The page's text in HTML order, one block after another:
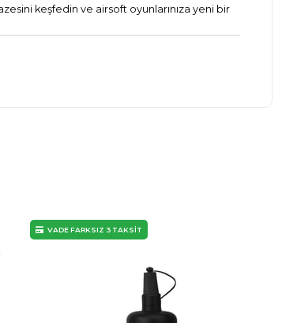
keşfedin ve airsoft oyunlarınıza yeni bir
VADE FARKSIZ 3 TAKSİT